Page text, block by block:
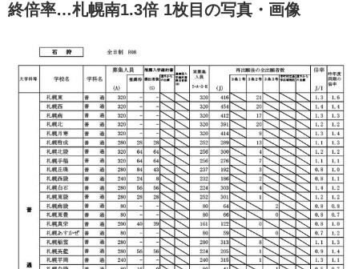
終倍率…札幌南1.3倍 1枚目の写真・画像